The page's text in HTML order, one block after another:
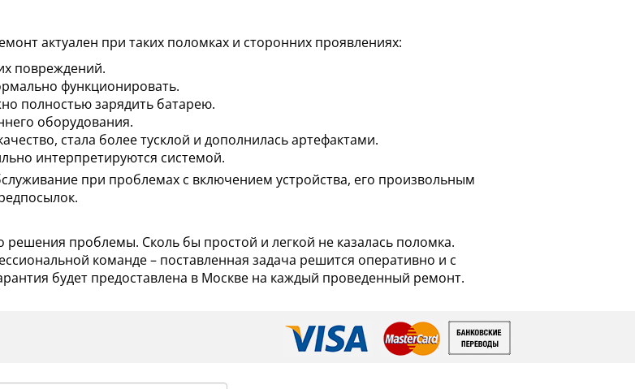
актуален при таких поломках и сторонних проявлениях:
повреждений.
функционировать.
полностью зарядить батарею.
оборудования.
стала более тусклой и дополнилась артефактами.
интерпретируются системой.
при проблемах с включением устройства, его произвольным
проблемы. Сколь бы простой и легкой не казалась поломка.
команде – поставленная задача решится оперативно и с
будет предоставлена в Москве на каждый проведенный ремонт.